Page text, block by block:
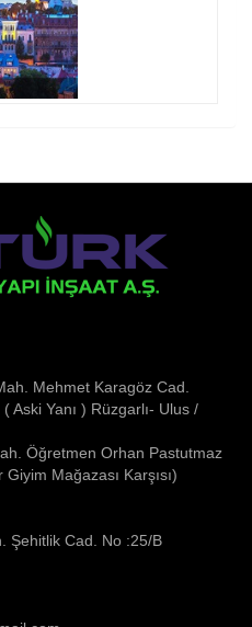
Mehmet Karagöz Cad.
Aski Yanı ) Rüzgarlı- Ulus /
Öğretmen Orhan Pastutmaz
Mağazası Karşısı)
Şehitlik Cad. No :25/B